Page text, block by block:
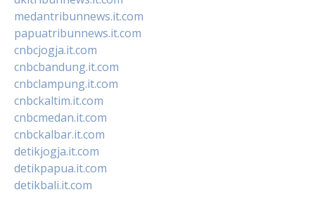
medantribunnews.it.com
papuatribunnews.it.com
cnbcjogja.it.com
cnbcbandung.it.com
cnbclampung.it.com
cnbckaltim.it.com
cnbcmedan.it.com
cnbckalbar.it.com
detikjogja.it.com
detikpapua.it.com
detikbali.it.com